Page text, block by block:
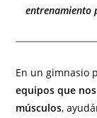
entrenamiento
En un gimnasio
equipos que
músculos,